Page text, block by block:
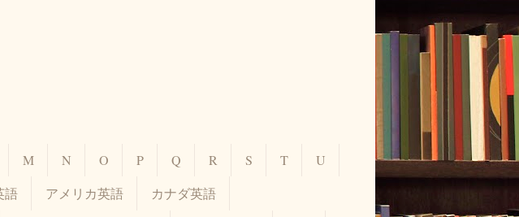
M N O P Q R S T
U
語 アメリカ英語 カナダ英語